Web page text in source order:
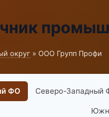
округ » ООО Групп Профи
ФО Северо-Западный